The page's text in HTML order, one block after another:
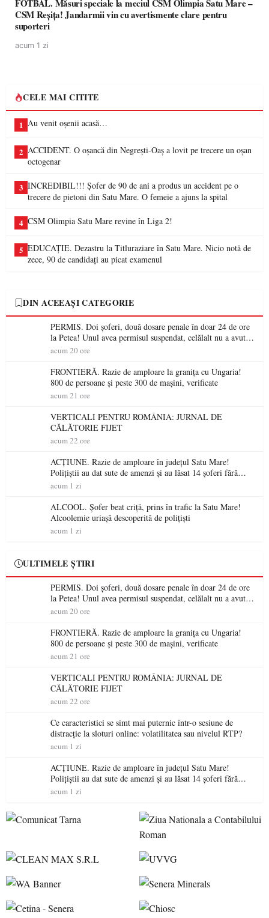
FOTBAL. Măsuri speciale la meciul CSM Olimpia Satu Mare –
CSM Reșița! Jandarmii vin cu avertismente clare pentru
suporteri
acum 1 zi
CELE MAI CITITE
1 Au venit oșenii acasă…
2 ACCIDENT. O oșancă din Negrești-Oaș a lovit pe trecere un oșan
octogenar
3 INCREDIBIL!!! Șofer de 90 de ani a produs un accident pe o
trecere de pietoni din Satu Mare. O femeie a ajuns la spital
4 CSM Olimpia Satu Mare revine în Liga 2!
5 EDUCAȚIE. Dezastru la Titluraziare în Satu Mare. Nicio notă de
zece, 90 de candidați au picat examenul
DIN ACEEAȘI CATEGORIE
PERMIS. Doi șoferi, două dosare penale în doar 24 de ore
la Petea! Unul avea permisul suspendat, celălalt nu a avut
niciodată permis
acum 20 ore
FRONTIERĂ. Razie de amploare la granița cu Ungaria!
800 de persoane și peste 300 de mașini, verificate
acum 21 ore
VERTICALI PENTRU ROMÂNIA: JURNAL DE
CĂLĂTORIE FIJET
acum 22 ore
ACȚIUNE. Razie de amploare în județul Satu Mare!
Polițiștii au dat sute de amenzi și au lăsat 14 șoferi fără
permis într-o singură zi
acum 1 zi
ALCOOL. Șofer beat criță, prins în trafic la Satu Mare!
Alcoolemie uriașă descoperită de polițiști
acum 1 zi
ULTIMELE ȘTIRI
PERMIS. Doi șoferi, două dosare penale în doar 24 de ore
la Petea! Unul avea permisul suspendat, celălalt nu a avut
niciodată permis
acum 20 ore
FRONTIERĂ. Razie de amploare la granița cu Ungaria!
800 de persoane și peste 300 de mașini, verificate
acum 21 ore
VERTICALI PENTRU ROMÂNIA: JURNAL DE
CĂLĂTORIE FIJET
acum 22 ore
Ce caracteristici se simt mai puternic într-o sesiune de
distracție la sloturi online: volatilitatea sau nivelul RTP?
acum 1 zi
ACȚIUNE. Razie de amploare în județul Satu Mare!
Polițiștii au dat sute de amenzi și au lăsat 14 șoferi fără
permis într-o singură zi
acum 1 zi